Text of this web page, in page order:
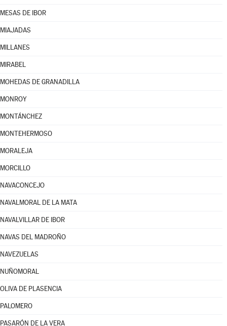
MESAS DE IBOR
MIAJADAS
MILLANES
MIRABEL
MOHEDAS DE GRANADILLA
MONROY
MONTÁNCHEZ
MONTEHERMOSO
MORALEJA
MORCILLO
NAVACONCEJO
NAVALMORAL DE LA MATA
NAVALVILLAR DE IBOR
NAVAS DEL MADROÑO
NAVEZUELAS
NUÑOMORAL
OLIVA DE PLASENCIA
PALOMERO
PASARÓN DE LA VERA